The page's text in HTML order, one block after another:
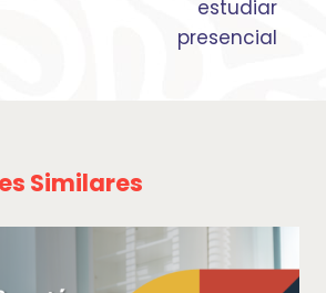
estudiar
presencial
Similares